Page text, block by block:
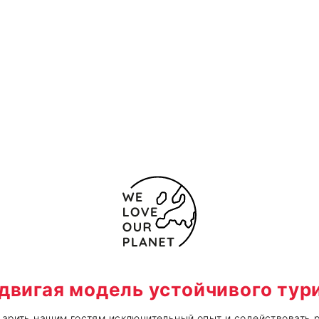
модель устойчивого